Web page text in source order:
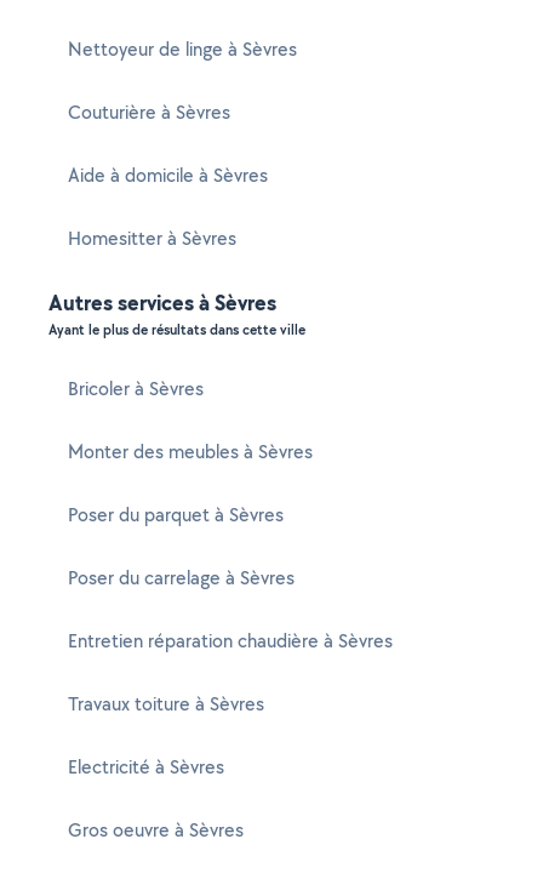
Nettoyeur de linge à Sèvres
Couturière à Sèvres
Aide à domicile à Sèvres
Homesitter à Sèvres
Autres services à Sèvres
Ayant le plus de résultats dans cette ville
Bricoler à Sèvres
Monter des meubles à Sèvres
Poser du parquet à Sèvres
Poser du carrelage à Sèvres
Entretien réparation chaudière à Sèvres
Travaux toiture à Sèvres
Electricité à Sèvres
Gros oeuvre à Sèvres